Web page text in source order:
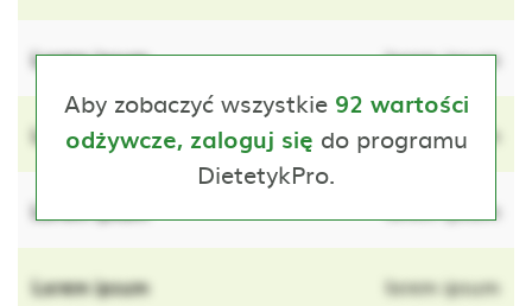
Lorem ipsum lorem ipsum
Lorem ipsum lorem ipsum
Lorem ipsum lorem ipsum
Lorem ipsum lorem ipsum
Aby zobaczyć wszystkie 92 wartości
odżywcze, zaloguj się do programu
DietetykPro.